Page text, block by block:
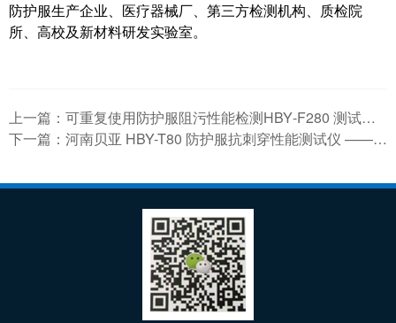
防护服生产企业、医疗器械厂、第三方检测机构、质检院
所、高校及新材料研发实验室。
上一篇： 可重复使用防护服阻污性能检测HBY‑F280 测试仪技术指南
下一篇： 河南贝亚 HBY-T80 防护服抗刺穿性能测试仪 —— 医用 / 防护装备安全检测专用设备